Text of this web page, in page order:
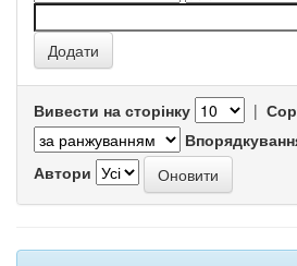
Вивести на сторінку |
Автори